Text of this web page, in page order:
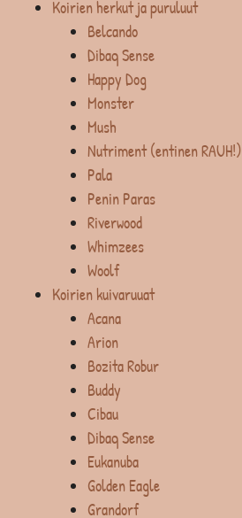
Koirien herkut ja puruluut
Belcando
Dibaq Sense
Happy Dog
Monster
Mush
Nutriment (entinen RAUH!)
Pala
Penin Paras
Riverwood
Whimzees
Woolf
Koirien kuivaruuat
Acana
Arion
Bozita Robur
Buddy
Cibau
Dibaq Sense
Eukanuba
Golden Eagle
Grandorf